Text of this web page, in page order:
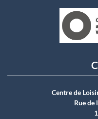
Centre de
Rue de